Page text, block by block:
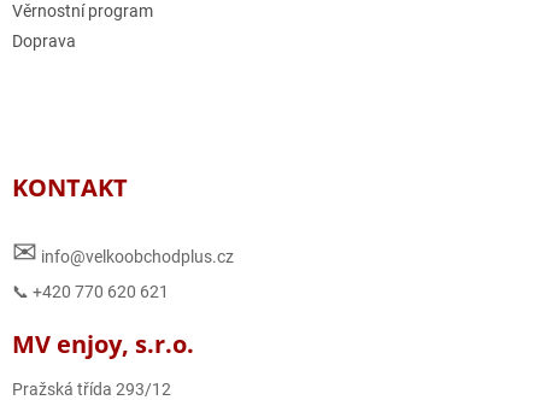
Věrnostní program
Doprava
KONTAKT
✉ info@velkoobchodplus.cz
📞 +420 770 620 621
MV enjoy, s.r.o.
Pražská třída 293/12